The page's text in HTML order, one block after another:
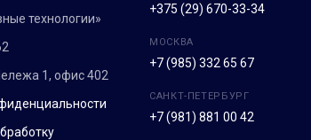
технологии»
1, офис 402
+375 (29) 670-33-34
МОСКВА
+7 (985) 332 65 67
САНКТ-ПЕТЕРБУРГ
+7 (981) 881 00 42